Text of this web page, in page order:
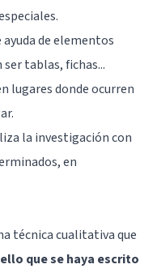
de elementos
tablas, fichas...
lugares donde ocurren
la investigación con
en
técnica cualitativa que
que se haya escrito